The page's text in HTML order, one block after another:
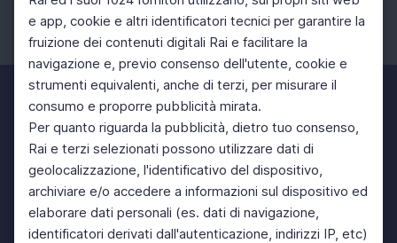
e app, cookie e altri identificatori tecnici per garantire la
fruizione dei contenuti digitali Rai e facilitare la
navigazione e, previo consenso dell'utente, cookie e
strumenti equivalenti, anche di terzi, per misurare il
consumo e proporre pubblicità mirata.
Per quanto riguarda la pubblicità, dietro tuo consenso,
Rai e terzi selezionati possono utilizzare dati di
geolocalizzazione, l'identificativo del dispositivo,
archiviare e/o accedere a informazioni sul dispositivo ed
elaborare dati personali (es. dati di navigazione,
identificatori derivati dall'autenticazione, indirizzi IP, etc)
Facebook Instagram Twitter